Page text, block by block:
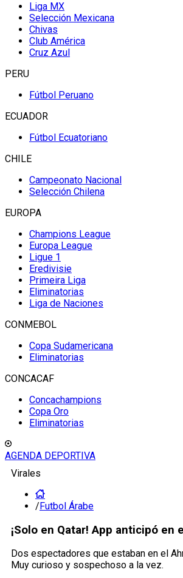
Liga MX
Selección Mexicana
Chivas
Club América
Cruz Azul
PERU
Fútbol Peruano
ECUADOR
Fútbol Ecuatoriano
CHILE
Campeonato Nacional
Selección Chilena
EUROPA
Champions League
Europa League
Ligue 1
Eredivisie
Primeira Liga
Eliminatorias
Liga de Naciones
CONMEBOL
Copa Sudamericana
Eliminatorias
CONCACAF
Concachampions
Copa Oro
Eliminatorias
AGENDA DEPORTIVA
Virales
/Futbol Árabe
¡Solo en Qatar! App anticipó en
Dos espectadores que estaban en el
Muy curioso y sospechoso a la vez.